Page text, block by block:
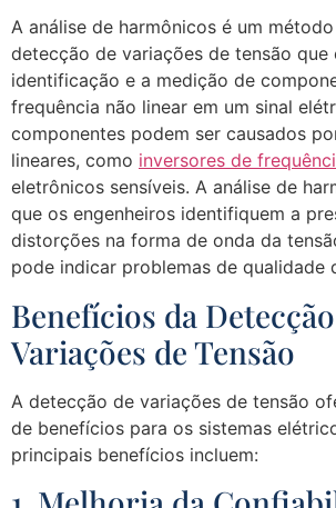
A análise de harmônicos é um
detecção de variações de tensão que
identificação e a medição de
frequência não linear em um sinal
componentes podem ser causados
lineares, como inversores de
eletrônicos sensíveis. A análise de
que os engenheiros identifiquem a
distorções na forma de onda da
pode indicar problemas de qualidade
Benefícios da
Variações de Tensão
A detecção de variações de tensão
de benefícios para os sistemas
principais benefícios incluem: